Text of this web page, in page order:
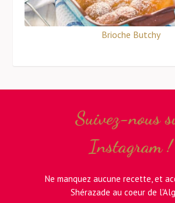
Brioche Butchy
Suivez-nous
Instagram !
Ne manquez aucune recette, et
Shérazade au coeur de